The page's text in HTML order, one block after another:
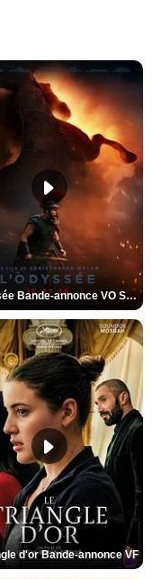
L'Odyssée Bande-annonce VO STFR
d'or Bande-annonce VF